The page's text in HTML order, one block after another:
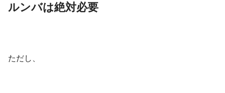
ルンバは絶対必要
ただし、